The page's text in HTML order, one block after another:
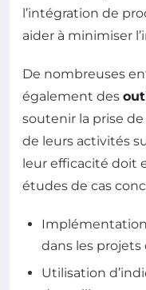
l’intégration de
aider à minimiser
De nombreuses
également des
soutenir la prise
de leurs activités
leur efficacité doit
études de cas
dans les projets
Utilisation